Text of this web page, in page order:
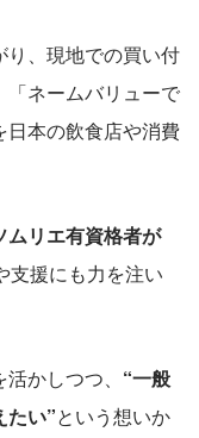
、現地での買い付
「ネームバリューで
日本の飲食店や消費
ムリエ有資格者が
支援にも力を注い
活かしつつ、 “一般
たい”という想いか